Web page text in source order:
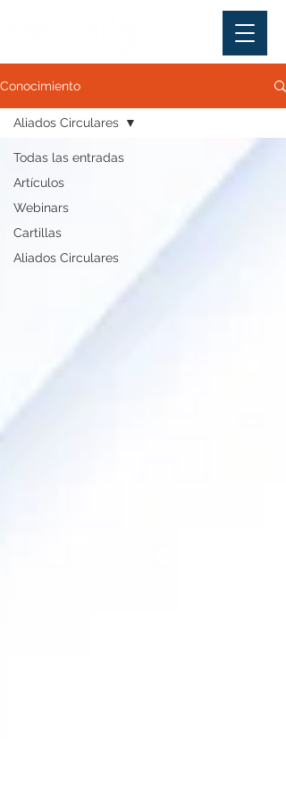
Conocimiento
Todas las entradas
Artículos
Webinars
Cartillas
Aliados Circulares
Aliados Circulares